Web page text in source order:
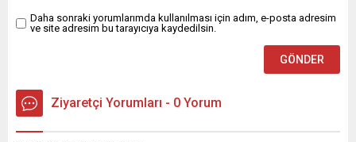
Daha sonraki yorumlarımda kullanılması için adım, e-posta adresim
ve site adresim bu tarayıcıya kaydedilsin.
Ziyaretçi Yorumları - 0 Yorum